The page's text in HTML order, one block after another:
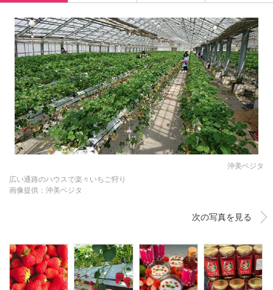
沖美ベジタ
広い通路のハウスで楽々いちご狩り
画像提供：沖美ベジタ
次の写真を見る